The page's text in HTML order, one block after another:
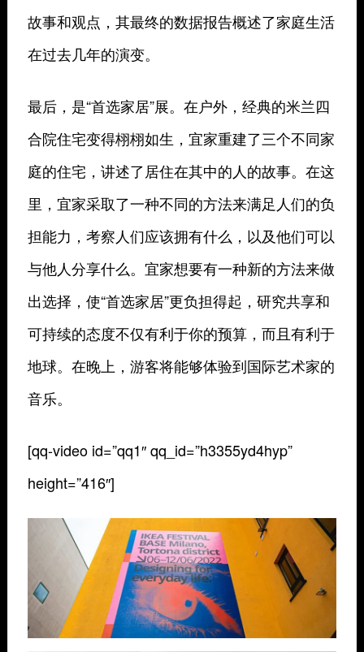
故事和观点，其最终的数据报告概述了家庭生活
在过去几年的演变。
最后，是“首选家居”展。在户外，经典的米兰四
合院住宅变得栩栩如生，宜家重建了三个不同家
庭的住宅，讲述了居住在其中的人的故事。在这
里，宜家采取了一种不同的方法来满足人们的负
担能力，考察人们应该拥有什么，以及他们可以
与他人分享什么。宜家想要有一种新的方法来做
出选择，使“首选家居”更负担得起，研究共享和
可持续的态度不仅有利于你的预算，而且有利于
地球。在晚上，游客将能够体验到国际艺术家的
音乐。
[qq-video id=”qq1″ qq_id=”h3355yd4hyp”
height=”416″]